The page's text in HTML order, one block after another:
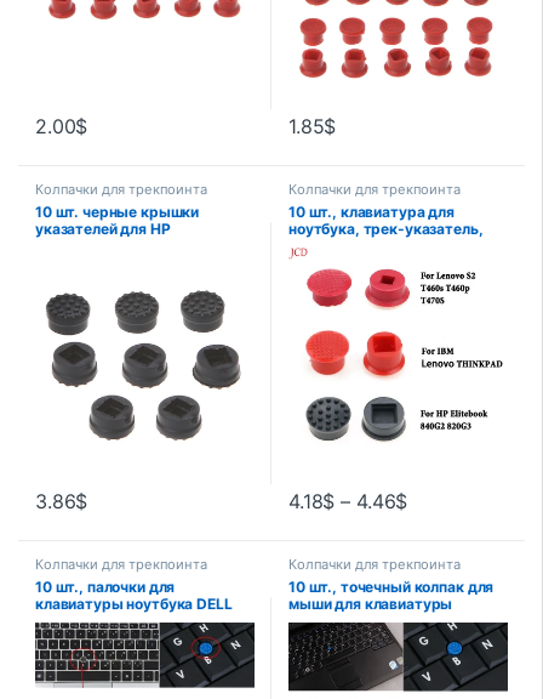
2.00$ 1.85$
Колпачки для трекпоинта
10 шт. черные крышки
указателей для HP
3.86$
Колпачки для трекпоинта
10 шт., клавиатура для
ноутбука, трек-указатель,
мышь, кнопка, колпачок для
DELL HP Elitebook IBM Lenovo
THINKPAD S2 Yoga X1
4.18$ – 4.46$
Колпачки для трекпоинта
10 шт., палочки для
клавиатуры ноутбука DELL
Колпачки для трекпоинта
10 шт., точечный колпак для
мыши для клавиатуры
ноутбука DELL, черный/синий
цвет, Z09, Прямая поставка